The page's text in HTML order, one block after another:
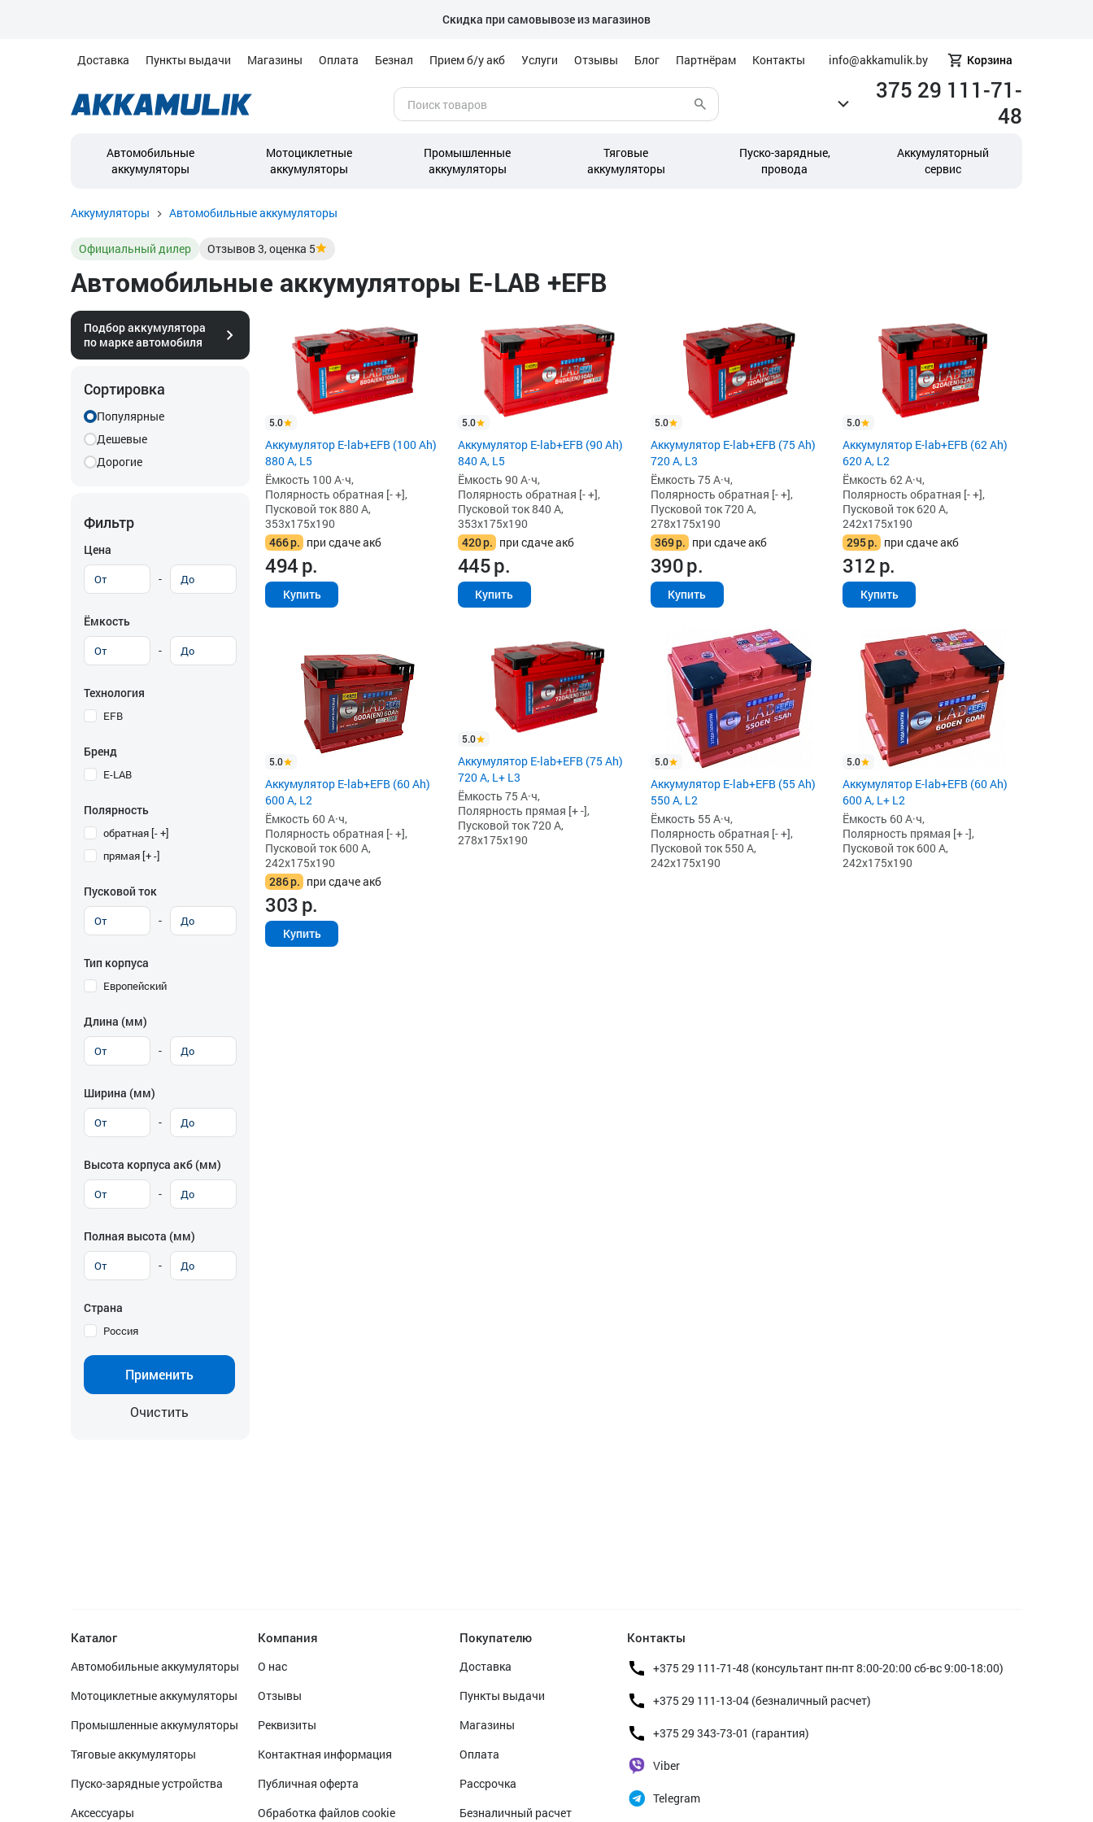
Скидка при самовывозе из магазинов
Доставка Пункты выдачи Магазины Оплата Безнал Прием б/у акб Услуги Отзывы Блог Партнёрам Контакты info@akkamulik.by Корзина
375 29 111-71-
48
Автомобильные
аккумуляторы
Мотоциклетные
аккумуляторы
Промышленные
аккумуляторы
Тяговые
аккумуляторы
Пуско-зарядные,
провода
Аккумуляторный
сервис
Аккумуляторы Автомобильные аккумуляторы
Официальный дилер Отзывов3, оценка 5
Автомобильные аккумуляторы E-LAB +EFB
Подбор аккумулятора
по марке автомобиля
Сортировка
Популярные
Дешевые
Дорогие
Фильтр
Цена
-
Ёмкость
-
Технология
EFB
Бренд
E-LAB
Полярность
обратная [- +]
прямая [+ -]
Пусковой ток
-
Тип корпуса
Европейский
Длина (мм)
-
Ширина (мм)
-
Высота корпуса акб (мм)
-
Полная высота (мм)
-
Страна
Россия
Применить
Очистить
5.0
Аккумулятор E-lab+EFB (100 Ah)
880 А, L5
Ёмкость 100 А·ч,
Полярность обратная [- +],
Пусковой ток 880 А,
353x175x190
466р. при сдаче акб
494р.
Купить
5.0
Аккумулятор E-lab+EFB (90 Ah)
840 А, L5
Ёмкость 90 А·ч,
Полярность обратная [- +],
Пусковой ток 840 А,
353x175x190
420р. при сдаче акб
445р.
Купить
5.0
Аккумулятор E-lab+EFB (75 Ah)
720 А, L3
Ёмкость 75 А·ч,
Полярность обратная [- +],
Пусковой ток 720 А,
278x175x190
369р. при сдаче акб
390р.
Купить
5.0
Аккумулятор E-lab+EFB (62 Ah)
620 А, L2
Ёмкость 62 А·ч,
Полярность обратная [- +],
Пусковой ток 620 А,
242x175x190
295р. при сдаче акб
312р.
Купить
5.0
Аккумулятор E-lab+EFB (60 Ah)
600 А, L2
Ёмкость 60 А·ч,
Полярность обратная [- +],
Пусковой ток 600 А,
242x175x190
286р. при сдаче акб
303р.
Купить
5.0
Аккумулятор E-lab+EFB (75 Ah)
720 А, L+ L3
Ёмкость 75 А·ч,
Полярность прямая [+ -],
Пусковой ток 720 А,
278x175x190
5.0
Аккумулятор E-lab+EFB (55 Ah)
550 А, L2
Ёмкость 55 А·ч,
Полярность обратная [- +],
Пусковой ток 550 А,
242x175x190
5.0
Аккумулятор E-lab+EFB (60 Ah)
600 А, L+ L2
Ёмкость 60 А·ч,
Полярность прямая [+ -],
Пусковой ток 600 А,
242x175x190
Каталог
Автомобильные аккумуляторы
Мотоциклетные аккумуляторы
Промышленные аккумуляторы
Тяговые аккумуляторы
Пуско-зарядные устройства
Аксессуары
Компания
О нас
Отзывы
Реквизиты
Контактная информация
Публичная оферта
Обработка файлов cookie
Покупателю
Доставка
Пункты выдачи
Магазины
Оплата
Рассрочка
Безналичный расчет
Контакты
+375 29 111-71-48 (консультант пн-пт 8:00-20:00 сб-вс 9:00-18:00)
+375 29 111-13-04 (безналичный расчет)
+375 29 343-73-01 (гарантия)
Viber
Telegram